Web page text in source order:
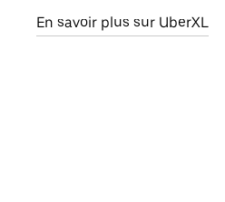
En savoir plus sur UberXL